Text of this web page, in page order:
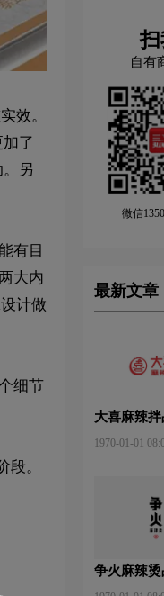
效。
了
另
有目
大内
计做
细节
。
自有
微信
最新文章
大喜麻辣
1970-01-01
争火麻辣